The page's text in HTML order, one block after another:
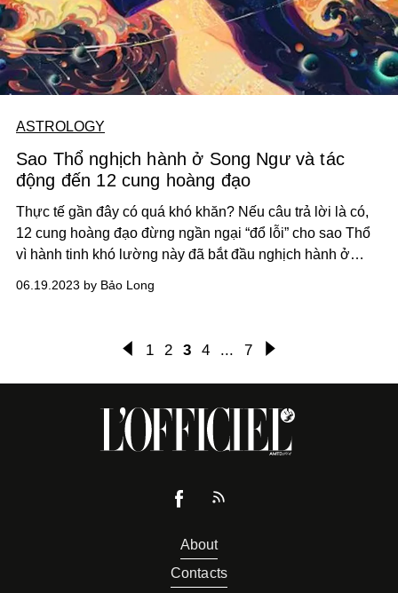
ASTROLOGY
Sao Thổ nghịch hành ở Song Ngư và tác
động đến 12 cung hoàng đạo
Thực tế gần đây có quá khó khăn? Nếu câu trả lời là có,
12 cung hoàng đạo đừng ngần ngại “đổ lỗi” cho sao Thổ
vì hành tinh khó lường này đã bắt đầu nghịch hành ở
06.19.2023 by Bảo Long
1 2 3 4 ... 7
About
Contacts